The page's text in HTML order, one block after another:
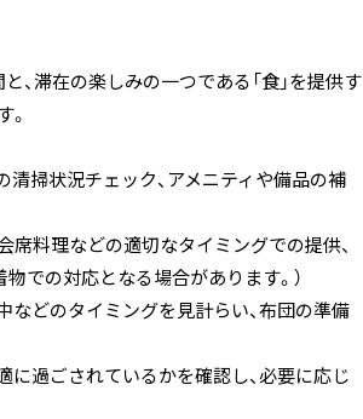
、滞在の楽しみの一つである「食」を提供す
。
清掃状況チェック、アメニティや備品の補
席料理などの適切なタイミングでの提供、
での対応となる場合があります。）
どのタイミングを見計らい、布団の準備
過ごされているかを確認し、必要に応じ